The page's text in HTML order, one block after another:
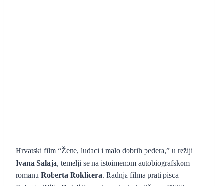
Hrvatski film “Žene, luđaci i malo dobrih pedera,” u režiji
Ivana Salaja, temelji se na istoimenom autobiografskom
romanu Roberta Roklicera. Radnja filma prati pisca